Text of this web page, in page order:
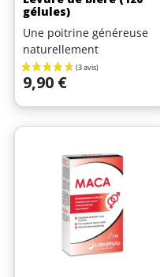
gélules)
Une poitrine généreuse
naturellement
Prix
9,90 €